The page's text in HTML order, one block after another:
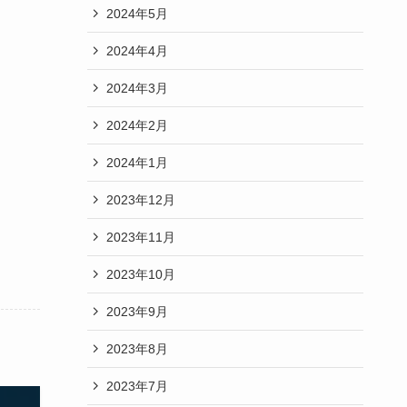
2024年5月
2024年4月
2024年3月
2024年2月
2024年1月
2023年12月
2023年11月
2023年10月
2023年9月
2023年8月
2023年7月